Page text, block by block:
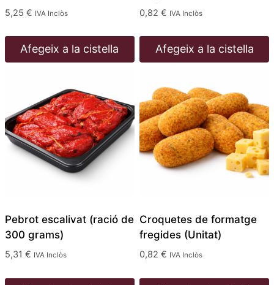
5,25 € IVA Inclòs
Afegeix a la cistella
0,82 € IVA Inclòs
Afegeix a la cistella
Pebrot escalivat (ració de
300 grams)
5,31 € IVA Inclòs
Croquetes de formatge
fregides (Unitat)
0,82 € IVA Inclòs